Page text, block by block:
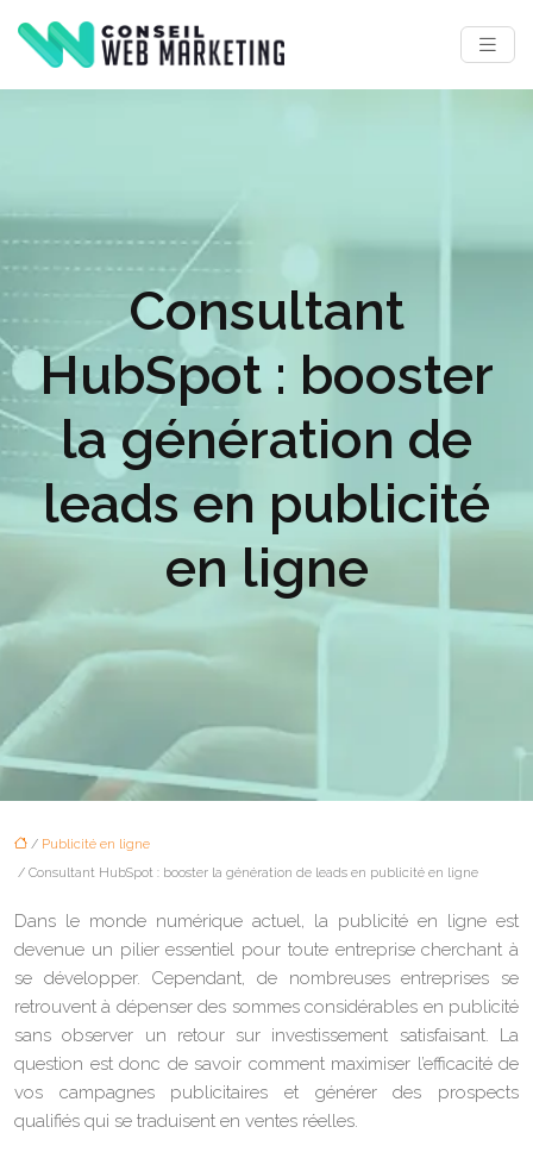
Consultant
HubSpot : booster
la génération de
leads en publicité
en ligne
/ Publicité en ligne
/ Consultant HubSpot : booster la génération de leads en publicité en ligne
Dans le monde numérique actuel, la publicité en ligne est
devenue un pilier essentiel pour toute entreprise cherchant à
se développer. Cependant, de nombreuses entreprises se
retrouvent à dépenser des sommes considérables en publicité
sans observer un retour sur investissement satisfaisant. La
question est donc de savoir comment maximiser l’efficacité de
vos campagnes publicitaires et générer des prospects
qualifiés qui se traduisent en ventes réelles.